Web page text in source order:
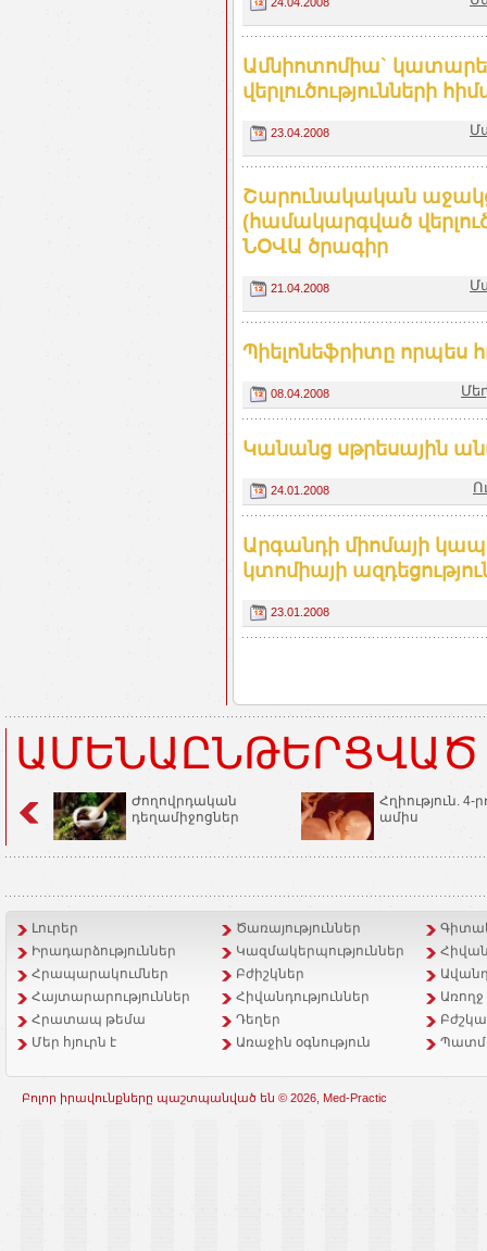
Ամնիոտոմիա`
վերլուծությունների
23.04.2008
Շարունակական
(համակարգված
ՆՕՎԱ ծրագիր
21.04.2008
Պիելոնեֆրիտը
08.04.2008
Կանանց սթրեսային
24.01.2008
Արգանդի միոմայի
կտոմիայի
23.01.2008
Ժողովրդական
դեղամիջոցներ
Հղիություն. 4-
ամիս
Լուրեր Ծառայություններ
Իրադարձություններ
Կազմակերպություններ
Հրապարակումներ
Բժիշկներ
Հայտարարություններ
Հիվանդություններ
Հրատապ թեմա
Դեղեր
Մեր հյուրն է
Առաջին օգնություն
Բոլոր իրավունքները պաշտպանված են © 2026, Med-Practic